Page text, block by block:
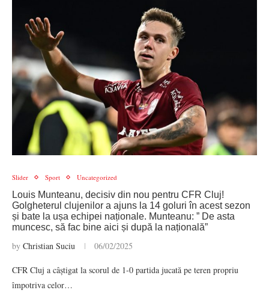
Slider Sport Uncategorized
Louis Munteanu, decisiv din nou pentru CFR Cluj!
Golgheterul clujenilor a ajuns la 14 goluri în acest sezon
și bate la ușa echipei naționale. Munteanu: ” De asta
muncesc, să fac bine aici și după la națională”
by Christian Suciu 06/02/2025
CFR Cluj a câștigat la scorul de 1-0 partida jucată pe teren propriu
împotriva celor…